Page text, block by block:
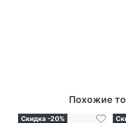
Похожие
Скидка -20%